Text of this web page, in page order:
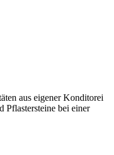
aus eigener Konditorei
Pflastersteine bei einer